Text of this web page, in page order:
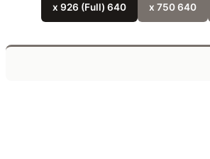
640 x 750
640 x 926 (Full)